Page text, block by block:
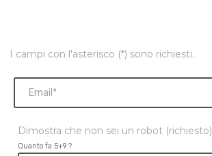
I campi con l'asterisco (*) sono richiesti.
Dimostra che non sei un robot (richiesto)
Quanto fa 5+9 ?